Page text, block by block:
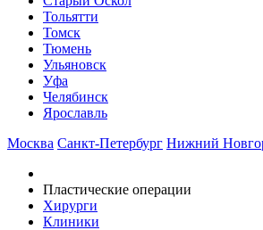
Тольятти
Томск
Тюмень
Ульяновск
Уфа
Челябинск
Ярославль
Москва Санкт-Петербург Нижний
Пластические операции
Хирурги
Клиники